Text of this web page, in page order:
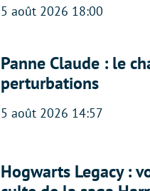
5 août 2026 18:00
Panne Claude : le
perturbations
5 août 2026 14:57
Hogwarts Legacy :